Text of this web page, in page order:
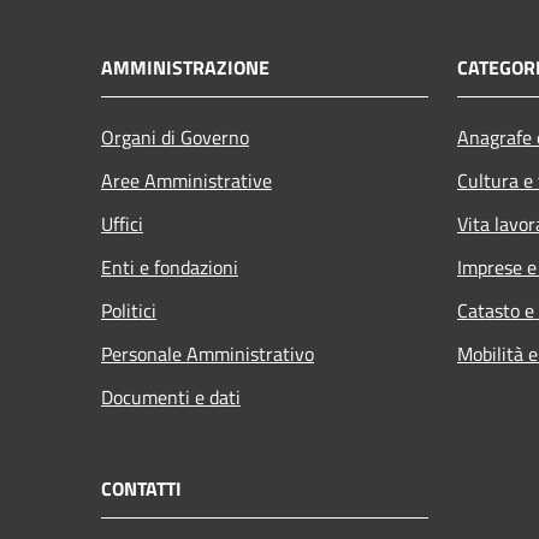
AMMINISTRAZIONE
Organi di Governo
Aree Amministrative
Uffici
Enti e fondazioni
Politici
Personale Amministrativo
Documenti e dati
Cultura
Vita
Imprese
Catasto
Mobilità
CONTATTI